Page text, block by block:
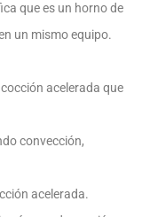
que es un horno de
un mismo equipo.
acelerada que
convección,
acelerada.